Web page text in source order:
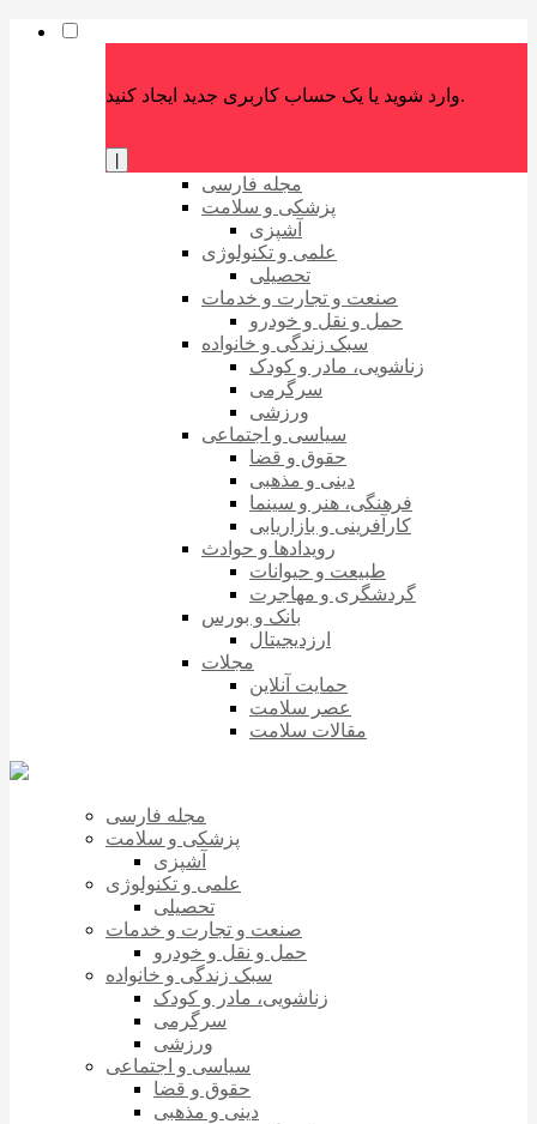
وارد شوید یا یک حساب کاربری جدید ایجاد کنید.
مجله فارسی
پزشکی و سلامت
آشپزی
علمی و تکنولوژی
تحصیلی
صنعت و تجارت و خدمات
حمل و نقل و خودرو
سبک زندگی و خانواده
زناشویی، مادر و کودک
سرگرمی
ورزشی
سیاسی و اجتماعی
حقوق و قضا
دینی و مذهبی
فرهنگی، هنر و سینما
کارآفرینی و بازاریابی
رویدادها و حوادث
طبیعت و حیوانات
گردشگری و مهاجرت
بانک و بورس
ارزدیجیتال
مجلات
حمایت آنلاین
عصر سلامت
مقالات سلامت
مجله فارسی
پزشکی و سلامت
آشپزی
علمی و تکنولوژی
تحصیلی
صنعت و تجارت و خدمات
حمل و نقل و خودرو
سبک زندگی و خانواده
زناشویی، مادر و کودک
سرگرمی
ورزشی
سیاسی و اجتماعی
حقوق و قضا
دینی و مذهبی